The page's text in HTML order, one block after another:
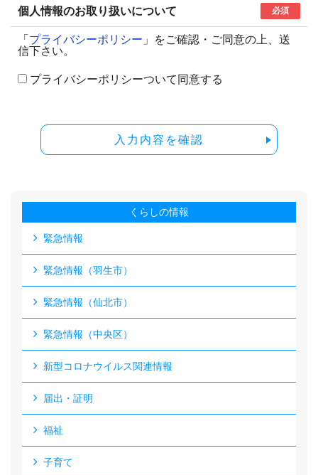
個人情報のお取り扱いについて 必須
「 プライバシーポリシー 」をご確認・ご同意の上、送
信下さい。
プライバシーポリシーついて同意する
入力内容を確認
くらしの情報
緊急情報
緊急情報（羽生市）
緊急情報（仙北市）
緊急情報（中央区）
新型コロナウイルス関連情報
届出・証明
福祉
子育て